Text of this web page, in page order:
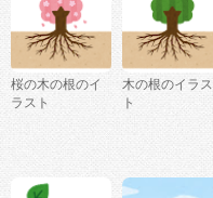
桜の木の根のイ
ラスト
木の根のイラス
ト